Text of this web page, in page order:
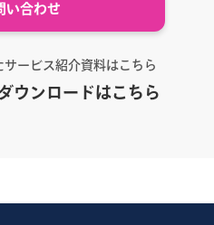
い合わせ
ービス紹介資料はこちら
ウンロードはこちら